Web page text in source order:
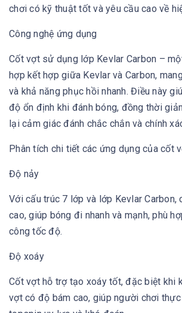
chơi có kỹ thuật tốt và yêu cầu cao về
Công nghệ ứng dụng
Cốt vợt sử dụng lớp Kevlar Carbon –
hợp kết hợp giữa Kevlar và Carbon,
và khả năng phục hồi nhanh. Điều này
độ ổn định khi đánh bóng, đồng thời
lại cảm giác đánh chắc chắn và chính
Phân tích chi tiết các ứng dụng của cốt
Độ nảy
Với cấu trúc 7 lớp và lớp Kevlar Carbon,
cao, giúp bóng đi nhanh và mạnh, phù
công tốc độ.
Độ xoáy
Cốt vợt hỗ trợ tạo xoáy tốt, đặc biệt khi
vợt có độ bám cao, giúp người chơi thực